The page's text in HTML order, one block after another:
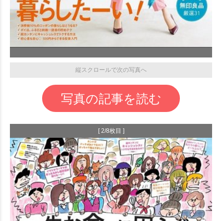
縦スクロールで次の写真へ
写真の記事を読む
[ 2/8枚目 ]